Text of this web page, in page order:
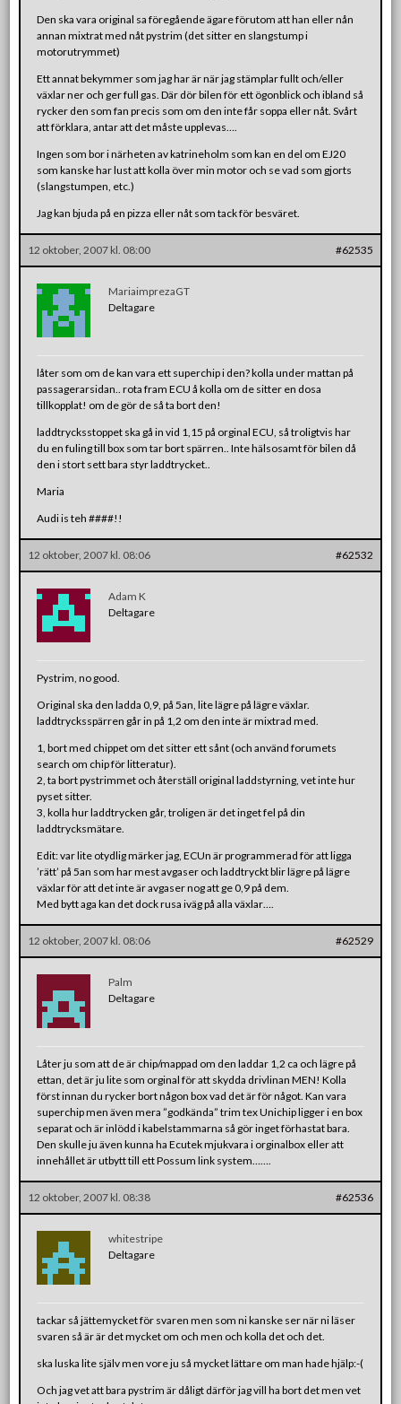
Den ska vara original sa föregående ägare förutom att han eller nån
annan mixtrat med nåt pystrim (det sitter en slangstump i
motorutrymmet)
Ett annat bekymmer som jag har är när jag stämplar fullt och/eller
växlar ner och ger full gas. Där dör bilen för ett ögonblick och ibland så
rycker den som fan precis som om den inte får soppa eller nåt. Svårt
att förklara, antar att det måste upplevas….
Ingen som bor i närheten av katrineholm som kan en del om EJ20
som kanske har lust att kolla över min motor och se vad som gjorts
(slangstumpen, etc.)
Jag kan bjuda på en pizza eller nåt som tack för besväret.
12 oktober, 2007 kl. 08:00 #62535
MariaimprezaGT
Deltagare
låter som om de kan vara ett superchip i den? kolla under mattan på
passagerarsidan.. rota fram ECU å kolla om de sitter en dosa
tillkopplat! om de gör de så ta bort den!
laddtrycksstoppet ska gå in vid 1,15 på orginal ECU, så troligtvis har
du en fuling till box som tar bort spärren.. Inte hälsosamt för bilen då
den i stort sett bara styr laddtrycket..
Maria
Audi is teh ####!!
12 oktober, 2007 kl. 08:06 #62532
Adam K
Deltagare
Pystrim, no good.
Original ska den ladda 0,9, på 5an, lite lägre på lägre växlar.
laddtrycksspärren går in på 1,2 om den inte är mixtrad med.
1, bort med chippet om det sitter ett sånt (och använd forumets
search om chip för litteratur).
2, ta bort pystrimmet och återställ original laddstyrning, vet inte hur
pyset sitter.
3, kolla hur laddtrycken går, troligen är det inget fel på din
laddtrycksmätare.
Edit: var lite otydlig märker jag, ECUn är programmerad för att ligga
’rätt’ på 5an som har mest avgaser och laddtryckt blir lägre på lägre
växlar för att det inte är avgaser nog att ge 0,9 på dem.
Med bytt aga kan det dock rusa iväg på alla växlar….
12 oktober, 2007 kl. 08:06 #62529
Palm
Deltagare
Låter ju som att de är chip/mappad om den laddar 1,2 ca och lägre på
ettan, det är ju lite som orginal för att skydda drivlinan MEN! Kolla
först innan du rycker bort någon box vad det är för något. Kan vara
superchip men även mera ”godkända” trim tex Unichip ligger i en box
separat och är inlödd i kabelstammarna så gör inget förhastat bara.
Den skulle ju även kunna ha Ecutek mjukvara i orginalbox eller att
innehållet är utbytt till ett Possum link system…….
12 oktober, 2007 kl. 08:38 #62536
whitestripe
Deltagare
tackar så jättemycket för svaren men som ni kanske ser när ni läser
svaren så är är det mycket om och men och kolla det och det.
ska luska lite själv men vore ju så mycket lättare om man hade hjälp:-(
Och jag vet att bara pystrim är dåligt därför jag vill ha bort det men vet